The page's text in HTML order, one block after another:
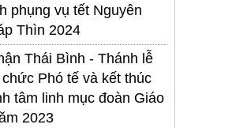
phụng vụ tết Nguyên
Thìn 2024
Thái Bình - Thánh lễ
Phó tế và kết thúc
tâm linh mục đoàn Giáo
2023